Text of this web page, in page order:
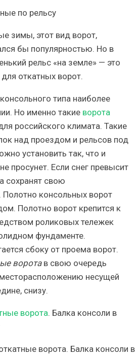
зимы, этот вид ворот,
бы популярностью. Но в
рельс «на земле» — это
откатных ворот.
консольного типа наиболее
Но именно такие ворота
российского климата. Такие
над проездом и рельсов под
установить так, что и
просунет. Если снег превысит
сохранят свою
Полотно консольных ворот
Полотно ворот крепится к
роликовых тележек
фундаменте.
сбоку от проема ворот.
воротав свою очередь
несущей
снизу.
ворота. Балка консоли в